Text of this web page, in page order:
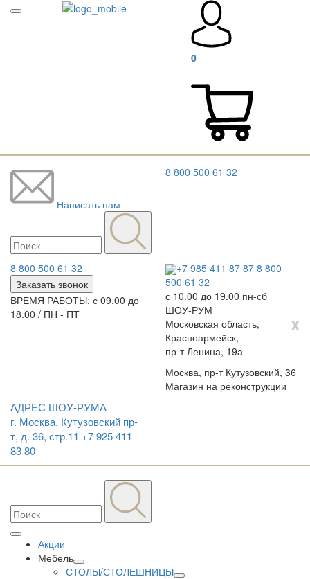
0
Написать нам
8 800 500 61 32
8 800 500 61 32
Заказать звонок
ВРЕМЯ РАБОТЫ: с 09.00 до
18.00 / ПН - ПТ
+7 985 411 87 87 8 800
500 61 32
с 10.00 до 19.00 пн-сб
ШОУ-РУМ
x
Московская область,
Красноармейск,
пр-т Ленина, 19а
Москва, пр-т Кутузовский, 36
Магазин на реконструкции
АДРЕС ШОУ-РУМА
г. Москва, Кутузовский пр-
т, д. 36, стр.11 +7 925 411
83 80
Акции
Мебель
СТОЛЫ/СТОЛЕШНИЦЫ